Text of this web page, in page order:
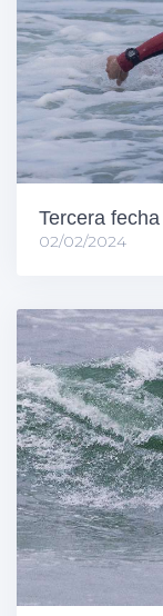
Tercera
02/02/2024